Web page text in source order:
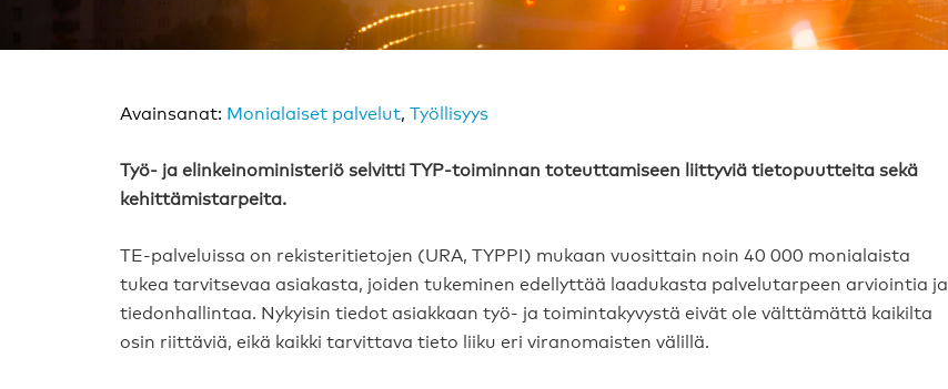
Avainsanat: Monialaiset palvelut, Työllisyys
Työ- ja elinkeinoministeriö selvitti TYP-toiminnan toteuttamiseen liittyviä tietopuutteita sekä
kehittämistarpeita.
TE-palveluissa on rekisteritietojen (URA, TYPPI) mukaan vuosittain noin 40 000 monialaista
tukea tarvitsevaa asiakasta, joiden tukeminen edellyttää laadukasta palvelutarpeen arviointia ja
tiedonhallintaa. Nykyisin tiedot asiakkaan työ- ja toimintakyvystä eivät ole välttämättä kaikilta
osin riittäviä, eikä kaikki tarvittava tieto liiku eri viranomaisten välillä.